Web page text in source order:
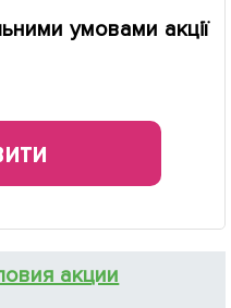
умовами акції
акции